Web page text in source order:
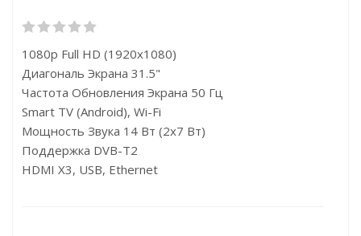
1080p Full HD (1920x1080)
Диагональ Экрана 31.5"
Частота Обновления Экрана 50 Гц
Smart TV (Android), Wi-Fi
Мощность Звука 14 Вт (2х7 Вт)
Поддержка DVB-T2
HDMI X3, USB, Ethernet